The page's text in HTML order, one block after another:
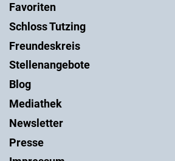
Favoriten
Schloss Tutzing
Freundeskreis
Stellenangebote
Blog
Mediathek
Newsletter
Presse